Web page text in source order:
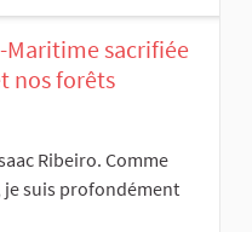
Maritime sacrifiée
nos forêts
Ribeiro. Comme
je suis profondément